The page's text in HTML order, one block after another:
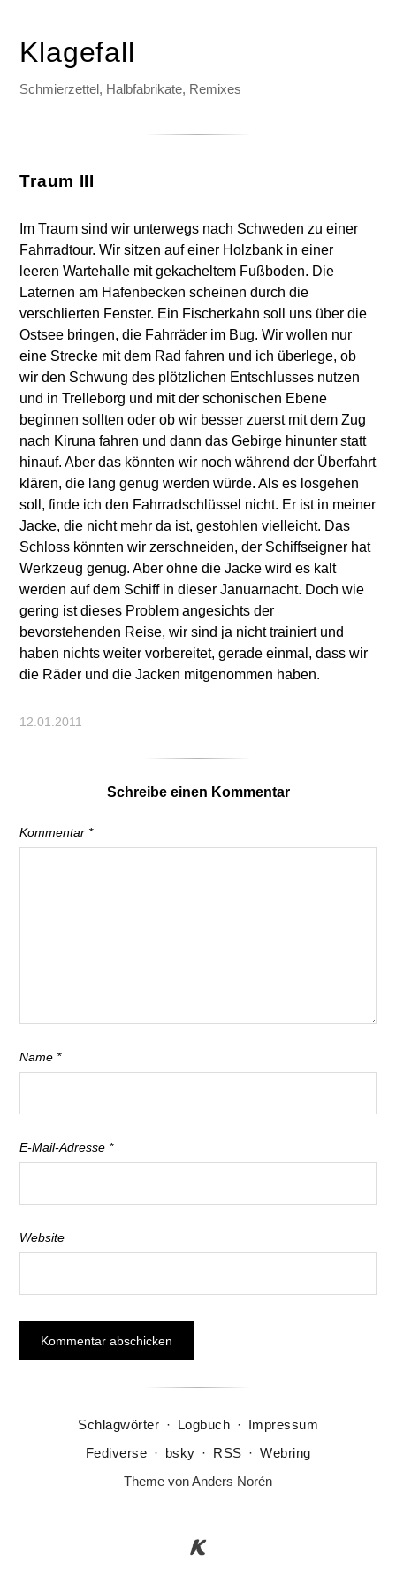
Klagefall
Schmierzettel, Halbfabrikate, Remixes
Traum III
Im Traum sind wir unterwegs nach Schweden zu einer
Fahrradtour. Wir sitzen auf einer Holzbank in einer
leeren Wartehalle mit gekacheltem Fußboden. Die
Laternen am Hafenbecken scheinen durch die
verschlierten Fenster. Ein Fischerkahn soll uns über die
Ostsee bringen, die Fahrräder im Bug. Wir wollen nur
eine Strecke mit dem Rad fahren und ich überlege, ob
wir den Schwung des plötzlichen Entschlusses nutzen
und in Trelleborg und mit der schonischen Ebene
beginnen sollten oder ob wir besser zuerst mit dem Zug
nach Kiruna fahren und dann das Gebirge hinunter statt
hinauf. Aber das könnten wir noch während der Überfahrt
klären, die lang genug werden würde. Als es losgehen
soll, finde ich den Fahrradschlüssel nicht. Er ist in meiner
Jacke, die nicht mehr da ist, gestohlen vielleicht. Das
Schloss könnten wir zerschneiden, der Schiffseigner hat
Werkzeug genug. Aber ohne die Jacke wird es kalt
werden auf dem Schiff in dieser Januarnacht. Doch wie
gering ist dieses Problem angesichts der
bevorstehenden Reise, wir sind ja nicht trainiert und
haben nichts weiter vorbereitet, gerade einmal, dass wir
die Räder und die Jacken mitgenommen haben.
12.01.2011
Schreibe einen Kommentar
Kommentar *
Name *
E-Mail-Adresse *
Website
Schlagwörter · Logbuch · Impressum
Fediverse · bsky · RSS · Webring
Theme vonAnders Norén